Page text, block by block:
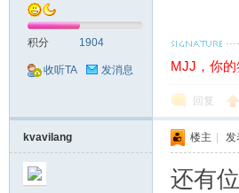
积分 1904
收听TA 发消息 MJJ，你
回复
kvavilang 楼主 发
还有